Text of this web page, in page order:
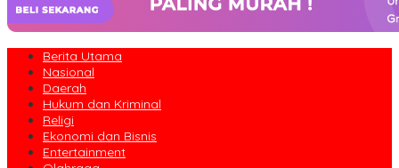
Berita Utama
Nasional
Daerah
Hukum dan Kriminal
Religi
Ekonomi dan Bisnis
Entertainment